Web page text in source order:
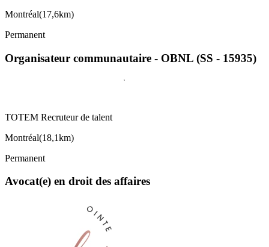
Montréal(17,6km)
Permanent
Organisateur communautaire - OBNL (SS - 15935)
TOTEM Recruteur de talent
Montréal(18,1km)
Permanent
Avocat(e) en droit des affaires